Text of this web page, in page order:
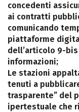
concedenti
ai contratti
comunicando
piattaforme
dell’articolo 9-
informazioni;
Le stazioni
tenuti a
trasparente” del
ipertestuale che